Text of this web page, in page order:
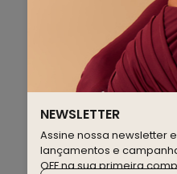
NEWSLETTER
Assine nossa newsletter
lançamentos e
OFF na sua primeira